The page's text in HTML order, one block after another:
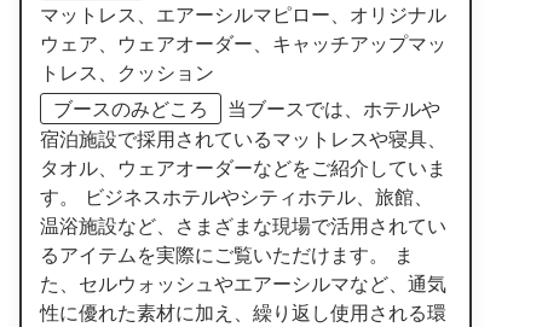
マットレス、エアーシルマピロー、オリジナル
ウェア、ウェアオーダー、キャッチアップマッ
トレス、クッション
ブースのみどころ
当ブースでは、ホテルや
宿泊施設で採用されているマットレスや寝具、
タオル、ウェアオーダーなどをご紹介していま
す。 ビジネスホテルやシティホテル、旅館、
温浴施設など、さまざまな現場で活用されてい
るアイテムを実際にご覧いただけます。 ま
た、セルウォッシュやエアーシルマなど、通気
性に優れた素材に加え、繰り返し使用される環